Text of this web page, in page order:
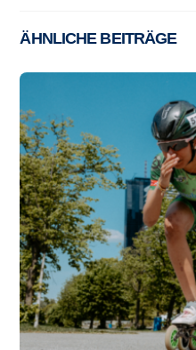
ÄHNLICHE BEITRÄGE